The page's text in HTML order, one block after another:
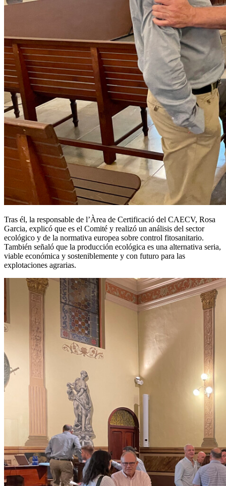
Tras él, la responsable de l’Àrea de Certificació del CAECV, Rosa
Garcia, explicó que es el Comité y realizó un análisis del sector
ecológico y de la normativa europea sobre control fitosanitario.
También señaló que la producción ecológica es una alternativa seria,
viable económica y sosteniblemente y con futuro para las
explotaciones agrarias.